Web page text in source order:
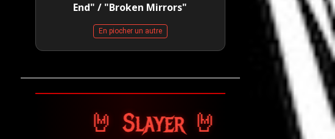
End" / "Broken Mirrors"
En piocher un autre
🤘 Slayer 🤘